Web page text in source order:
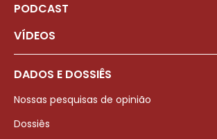
PODCAST
VÍDEOS
DADOS E DOSSIÊS
Nossas pesquisas de opinião
Dossiês